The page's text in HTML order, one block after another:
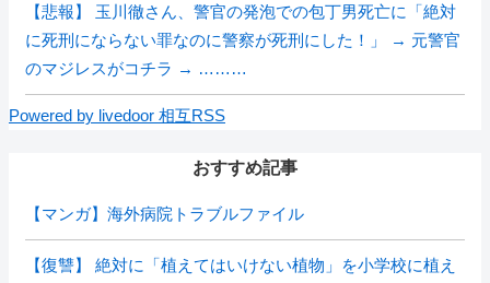
【悲報】 玉川徹さん、警官の発泡での包丁男死亡に「絶対
に死刑にならない罪なのに警察が死刑にした！」 → 元警官
のマジレスがコチラ → ………
Powered by livedoor 相互RSS
おすすめ記事
【マンガ】海外病院トラブルファイル
【復讐】 絶対に「植えてはいけない植物」を小学校に植え